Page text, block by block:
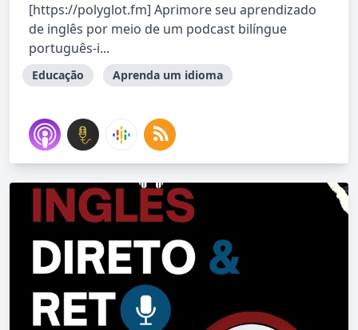
[https://polyglot.fm] Aprimore seu aprendizado
de inglês por meio de um podcast bilíngue
português-i...
Educação Aprenda um idioma